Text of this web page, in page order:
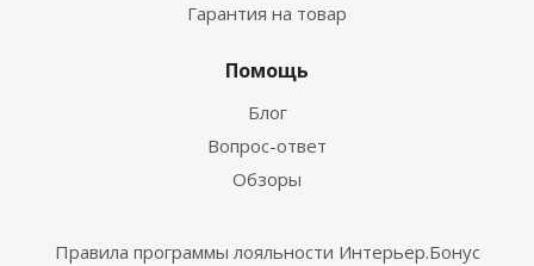
Гарантия на товар
Помощь
Блог
Вопрос-ответ
Обзоры
Правила программы лояльности Интерьер.Бонус